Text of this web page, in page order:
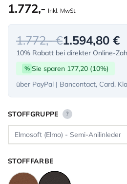
1.772,- Inkl. MwSt.
1.772,- €1.594,80 €
10% Rabatt bei direkter Online-
% Sie sparen 177,20 (10%)
über PayPal | Bancontact, Card,
STOFFGRUPPE ?
STOFFFARBE